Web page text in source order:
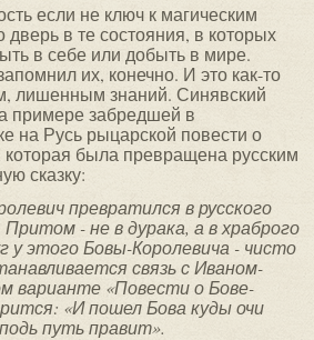
если не ключ к магическим
дверь в те состояния, в которых
в себе или добыть в мире.
их, конечно. И это как-то
лишенным знаний. Синявский
примере забредшей в
на Русь рыцарской повести о
была превращена русским
сказку:
превратился в русского
Притом - не в дурака, а в храброго
у этого Бовы-Королевича - чисто
связь с Иваном-
варианте «Повести о Бове-
«И пошел Бова куды очи
путь правит».